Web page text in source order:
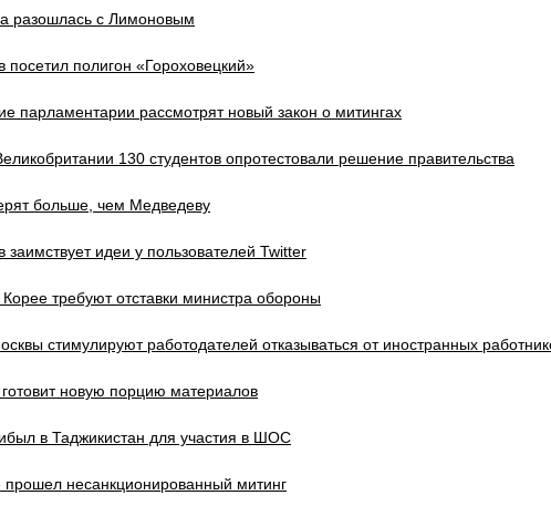
разошлась с Лимоновым
посетил полигон «Гороховецкий»
парламентарии рассмотрят новый закон о митингах
130 студентов опротестовали решение правительства
больше, чем Медведеву
заимствует идеи у пользователей Twitter
требуют отставки министра обороны
стимулируют работодателей отказываться от иностранных
новую порцию материалов
в Таджикистан для участия в ШОС
прошел несанкционированный митинг